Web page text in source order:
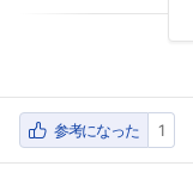
参考になった 1